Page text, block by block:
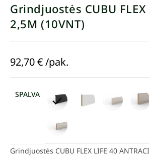
Grindjuostės CUBU FLEX
2,5M (10VNT)
92,70€/pak.
SPALVA
Grindjuostės CUBU FLEX LIFE 40